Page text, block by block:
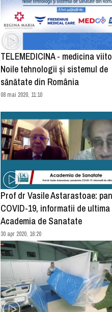
TELEMEDICINA - medicina
Noile tehnologii și sistemul de
sănătate din România
08 mai 2020, 11:10
Prof dr Vasile Astarastoae:
COVID-19, informatii de
Academia de Sanatate
30 apr 2020, 16:20